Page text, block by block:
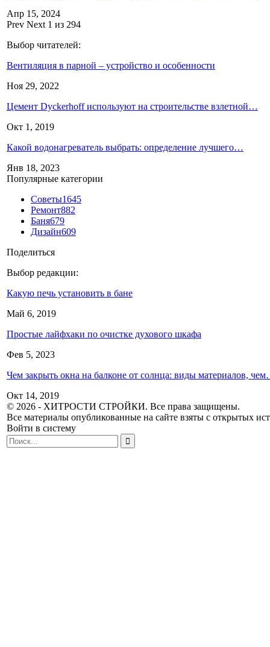
Апр 15, 2024
Prev Next 1 из 294
Выбор читателей:
Вентиляция в парной – устройство и особенности
Ноя 29, 2022
Цемент Dyckerhoff используют на строительстве взлетной…
Окт 1, 2019
Какой водонагреватель выбрать: определение лучшего…
Янв 18, 2023
Популярные категории
Советы1645
Ремонт882
Баня679
Дизайн609
Поделиться
Выбор редакции:
Какую печь установить в бане
Май 6, 2019
Простые лайфхаки по очистке духового шкафа
Фев 5, 2023
Чем закрыть окна на балконе от солнца: виды материалов,
Окт 14, 2019
© 2026 - ХИТРОСТИ СТРОЙКИ. Все права защищены.
Все материалы опубликованные на сайте взяты с открытых
Войти в систему